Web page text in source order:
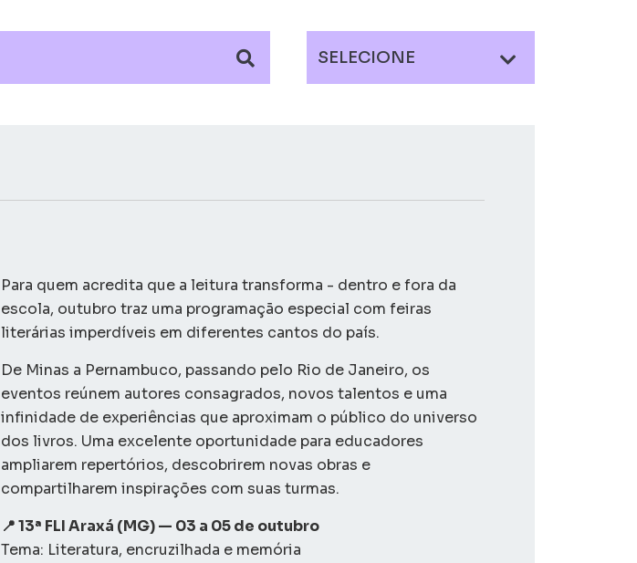
SELECIONE
Para quem acredita que a leitura transforma - dentro e fora da
escola, outubro traz uma programação especial com feiras
literárias imperdíveis em diferentes cantos do país.
De Minas a Pernambuco, passando pelo Rio de Janeiro, os
eventos reúnem autores consagrados, novos talentos e uma
infinidade de experiências que aproximam o público do universo
dos livros. Uma excelente oportunidade para educadores
ampliarem repertórios, descobrirem novas obras e
compartilharem inspirações com suas turmas.
📍 13ª FLI Araxá (MG) — 03 a 05 de outubro
Tema: Literatura, encruzilhada e memória